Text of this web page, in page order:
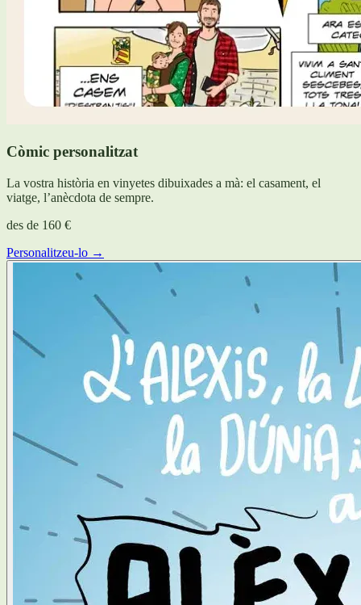
Còmic personalitzat
La vostra història en vinyetes dibuixades a mà: el casament, el
viatge, l’anècdota de sempre.
des de 160 €
Personalitzeu-lo →